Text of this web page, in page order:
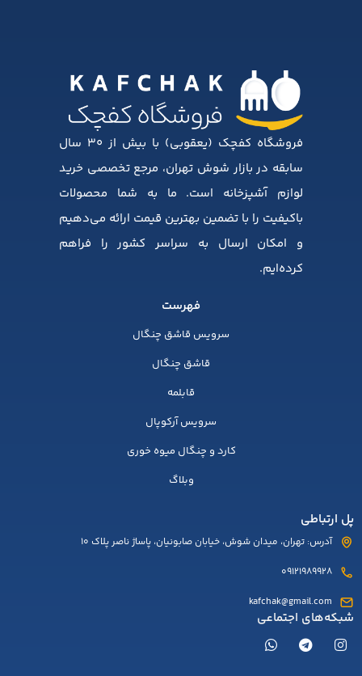
فروشگاه کفچک (یعقوبی) با بیش از ۳۰ سال
سابقه در بازار شوش تهران، مرجع تخصصی خرید
لوازم آشپزخانه است. ما به شما محصولات
باکیفیت را با تضمین بهترین قیمت ارائه می‌دهیم
و امکان ارسال به سراسر کشور را فراهم
کرده‌ایم.
فهرست
سرویس قاشق چنگال
قاشق چنگال
قابلمه
سرویس آرکوپال
کارد و چنگال میوه خوری
وبلاگ
پل ارتباطی
آدرس: تهران، میدان شوش، خیابان صابونیان، پاساژ ناصر پلاک 10
09121989928
kafchak@gmail.com
شبکه‌های اجتماعی